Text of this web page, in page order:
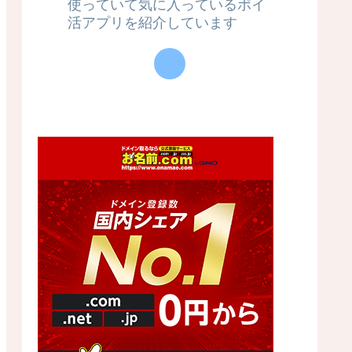
使っていて気に入っているポイ
活アプリを紹介しています